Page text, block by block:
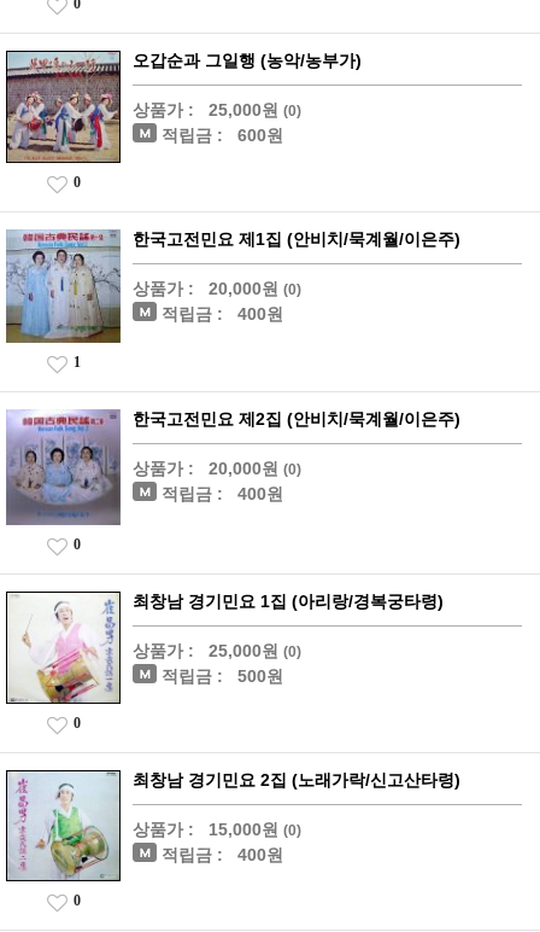
0
오갑순과 그일행 (농악/농부가)
상품가 : 25,000원 (0)
적립금 : 600원
0
한국고전민요 제1집 (안비치/묵계월/이은주)
상품가 : 20,000원 (0)
적립금 : 400원
1
한국고전민요 제2집 (안비치/묵계월/이은주)
상품가 : 20,000원 (0)
적립금 : 400원
0
최창남 경기민요 1집 (아리랑/경복궁타령)
상품가 : 25,000원 (0)
적립금 : 500원
0
최창남 경기민요 2집 (노래가락/신고산타령)
상품가 : 15,000원 (0)
적립금 : 400원
0